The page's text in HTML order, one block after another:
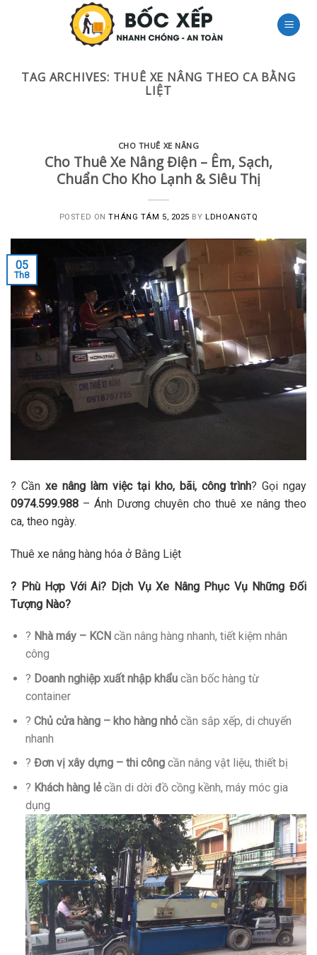
TAG ARCHIVES: THUÊ XE NÂNG THEO CA BẰNG
LIỆT
CHO THUÊ XE NÂNG
Cho Thuê Xe Nâng Điện – Êm, Sạch,
Chuẩn Cho Kho Lạnh & Siêu Thị
POSTED ONTHÁNG TÁM 5, 2025 BYLDHOANGTQ
05
Th8
? Cần xe nâng làm việc tại kho, bãi, công trình? Gọi ngay
0974.599.988 – Ánh Dương chuyên cho thuê xe nâng theo
ca, theo ngày.
Thuê xe nâng hàng hóa ở Bằng Liệt
? Phù Hợp Với Ai? Dịch Vụ Xe Nâng Phục Vụ Những Đối
Tượng Nào?
? Nhà máy – KCN cần nâng hàng nhanh, tiết kiệm nhân
công
? Doanh nghiệp xuất nhập khẩucần bốc hàng từ
container
? Chủ cửa hàng – kho hàng nhỏcần sắp xếp, di chuyển
nhanh
? Đơn vị xây dựng – thi côngcần nâng vật liệu, thiết bị
? Khách hàng lẻcần di dời đồ cồng kềnh, máy móc gia
dụng